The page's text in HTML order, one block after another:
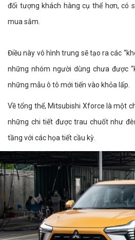
đối tượng khách hàng cụ thể hơn, có
mua sắm.
Điều này vô hình trung sẽ tạo ra các
những nhóm người dùng chưa được
những mẫu ô tô mới tiến vào khỏa lấp.
Về tổng thể, Mitsubishi Xforce là một
những chi tiết được trau chuốt như
tầng với các họa tiết cầu kỳ.